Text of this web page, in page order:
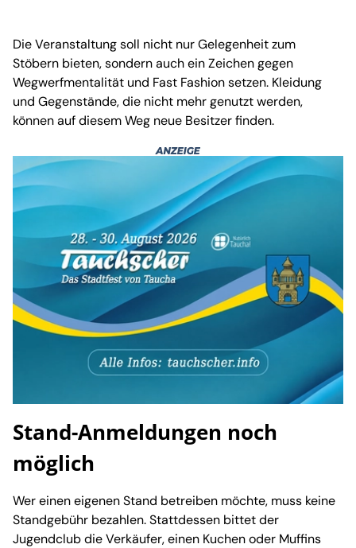
Die Veranstaltung soll nicht nur Gelegenheit zum
Stöbern bieten, sondern auch ein Zeichen gegen
Wegwerfmentalität und Fast Fashion setzen. Kleidung
und Gegenstände, die nicht mehr genutzt werden,
können auf diesem Weg neue Besitzer finden.
Stand-Anmeldungen noch
möglich
Wer einen eigenen Stand betreiben möchte, muss keine
Standgebühr bezahlen. Stattdessen bittet der
Jugendclub die Verkäufer, einen Kuchen oder Muffins